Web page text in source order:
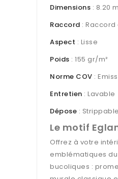
Dimensions : 8.20
Raccord :
Aspect : Lisse
Poids : 155 gr/m²
Norme COV :
Entretien : Lavable
Dépose : Strippable
Le motif
Offrez à votre
emblématiques
bucoliques :